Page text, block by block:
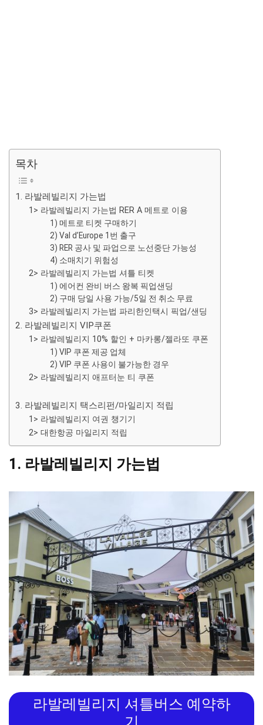
목차
1. 라발레빌리지 가는법
1> 라발레빌리지 가는법 RER A 메트로 이용
1) 메트로 티켓 구매하기
2) Val d’Europe 1번 출구
3) RER 공사 및 파업으로 노선중단 가능성
4) 소매치기 위험성
2> 라발레빌리지 가는법 셔틀 티켓
1) 에어컨 완비 버스 왕복 픽업샌딩
2) 구매 당일 사용 가능/5일 전 취소 무료
3> 라발레빌리지 가는법 파리한인택시 픽업/샌딩
2. 라발레빌리지 VIP쿠폰
1> 라발레빌리지 10% 할인 + 마카롱/젤라또 쿠폰
1) VIP 쿠폰 제공 업체
2) VIP 쿠폰 사용이 불가능한 경우
2> 라발레빌리지 애프터눈 티 쿠폰
3. 라발레빌리지 택스리펀/마일리지 적립
1> 라발레빌리지 여권 챙기기
2> 대한항공 마일리지 적립
1. 라발레빌리지 가는법
라발레빌리지 셔틀버스 예약하